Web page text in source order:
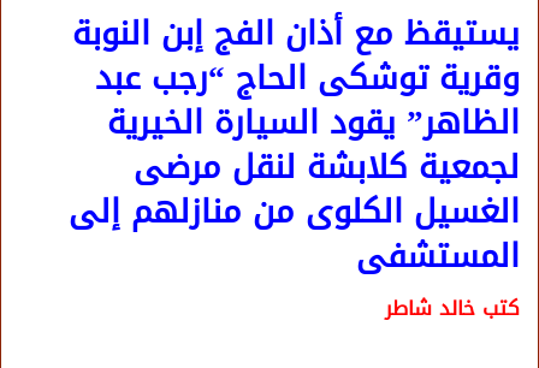
يستيقظ مع أذان الفج إبن النوبة
وقرية توشكى الحاج “رجب عبد
الظاهر” يقود السيارة الخيرية
لجمعية كلابشة لنقل مرضى
الغسيل الكلوى من منازلهم إلى
المستشفى
كتب خالد شاطر